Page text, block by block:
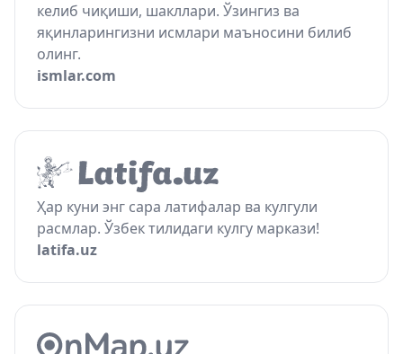
келиб чиқиши, шакллари. Ўзингиз ва
яқинларингизни исмлари маъносини билиб
олинг.
ismlar.com
Ҳар куни энг сара латифалар ва кулгули
расмлар. Ўзбек тилидаги кулгу маркази!
latifa.uz